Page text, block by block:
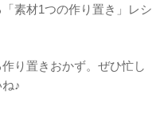
素材1つの作り置き」レシ
り置きおかず。ぜひ忙し
♪